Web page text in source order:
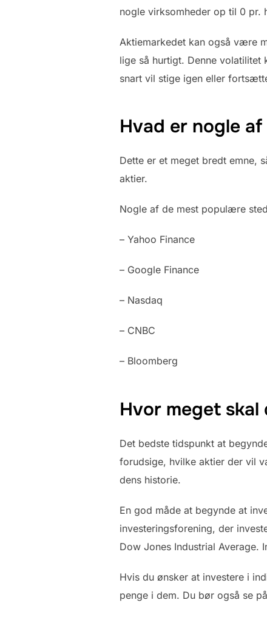
nogle virksomheder op til 0
Aktiemarkedet kan også være
lige så hurtigt. Denne
snart vil stige igen eller
Hvad er nogle
Dette er et meget bredt emne,
aktier.
Nogle af de mest populære
– Yahoo Finance
– Google Finance
– Nasdaq
– CNBC
– Bloomberg
Hvor meget
Det bedste tidspunkt at
forudsige, hvilke aktier der vil
dens historie.
En god måde at begynde at
investeringsforening, der
Dow Jones Industrial Average.
Hvis du ønsker at investere i
penge i dem. Du bør også se